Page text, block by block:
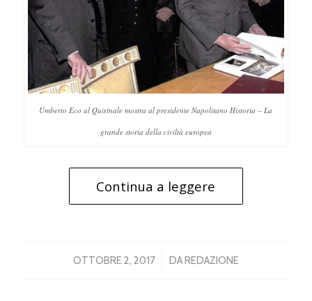
Umberto Eco al Quirinale mostra al presidente NapolitanoHistoria – La
grande storia della civiltà europea
Continua a leggere
OTTOBRE 2, 2017
/ DAREDAZIONE